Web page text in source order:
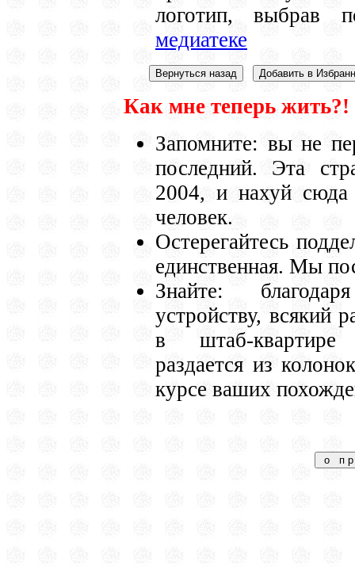
логотип, выбрав
медиатеке
Как мне теперь жить?!
Запомните: вы не
последний. Эта
2004, и нахуй
человек.
Остерегайтесь
единственная. Мы
Знайте:
устройству, всякий
в штаб-квартире
раздается из
курсе ваших